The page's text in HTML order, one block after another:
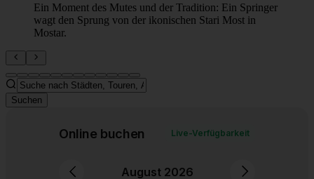
Ein Moment des Mutes und der Tradition: Ein Springer
wagt den Sprung von der ikonischen Stari Most in
Mostar.
Suchen